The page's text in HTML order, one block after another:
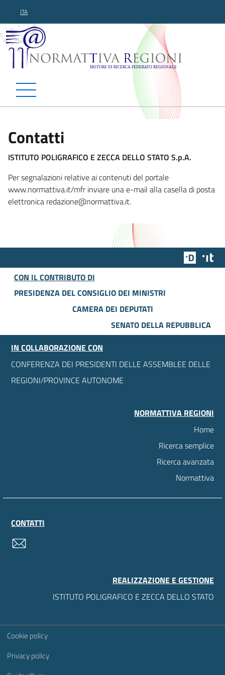
ITA
Normattiva Regioni -
Contatti
ISTITUTO POLIGRAFICO E ZECCA DELLO STATO S.p.A.
Per segnalazioni relative ai contenuti del portale
www.normattiva.it/mfr inviare una e-mail alla casella di posta
elettronica redazione@normattiva.it.
Team
CON IL CONTRIBUTO DI
PRESIDENZA DEL CONSIGLIO DEI MINISTRI
CAMERA DEI DEPUTATI
SENATO DELLA REPUBBLICA
IN COLLABORAZIONE CON
CONFERENZA DEI PRESIDENTI DELLE ASSEMBLEE DELLE
REGIONI/PROVINCE AUTONOME
NORMATTIVA REGIONI
Home
Ricerca semplice
Ricerca avanzata
Normattiva
CONTATTI
REALIZZAZIONE E GESTIONE
ISTITUTO POLIGRAFICO E ZECCA DELLO STATO
Sezione Link Utili
Cookie policy
Privacy policy